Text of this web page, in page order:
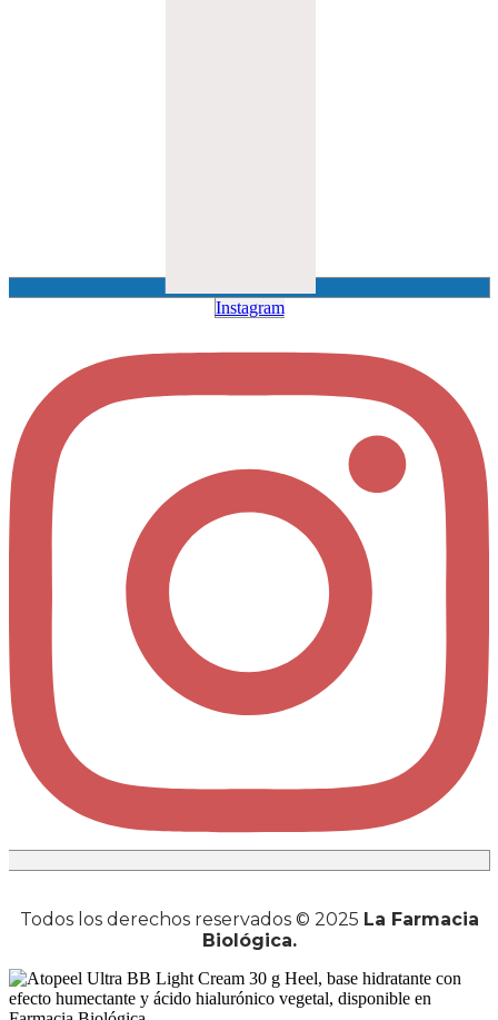
Instagram
Todos los derechos reservados © 2025 La Farmacia
Biológica.